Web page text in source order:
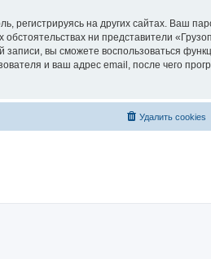
на других сайтах. Ваш
ни представители
вы сможете воспользоваться
и ваш адрес email, после чего
Удалить cookies